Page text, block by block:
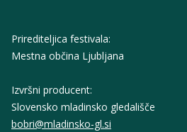
Prirediteljica festivala:
Mestna občina Ljubljana
Izvršni producent:
Slovensko mladinsko gledališče
bobri@mladinsko-gl.si